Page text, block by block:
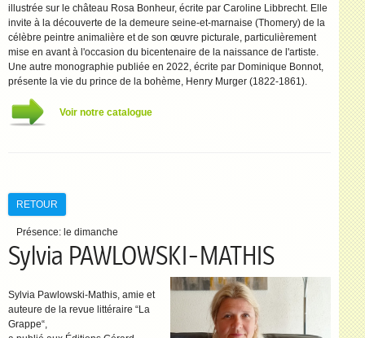
illustrée sur le château Rosa Bonheur, écrite par Caroline Libbrecht. Elle
invite à la découverte de la demeure seine-et-marnaise (Thomery) de la
célèbre peintre animalière et de son œuvre picturale, particulièrement
mise en avant à l'occasion du bicentenaire de la naissance de l'artiste.
Une autre monographie publiée en 2022, écrite par Dominique Bonnot,
présente la vie du prince de la bohème, Henry Murger (1822-1861).
Voir notre catalogue
RETOUR
Présence: le dimanche
Sylvia PAWLOWSKI-MATHIS
Sylvia Pawlowski-Mathis, amie et
auteure de la revue littéraire “La
Grappe“,